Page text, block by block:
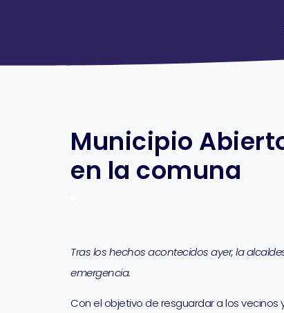
Municipio
en la comuna
Tras los hechos acontecidos ayer, la
emergencia.
Con el objetivo de resguardar a los vecinos